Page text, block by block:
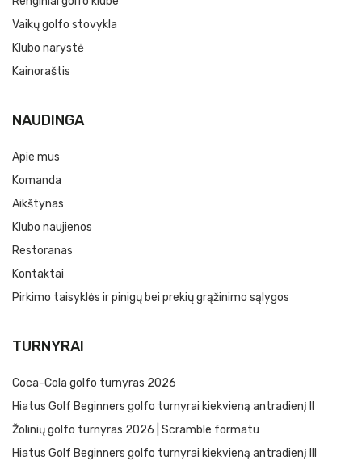
Vaikų golfo stovykla
Klubo narystė
Kainoraštis
NAUDINGA
Apie mus
Komanda
Aikštynas
Klubo naujienos
Restoranas
Kontaktai
Pirkimo taisyklės ir pinigų bei prekių grąžinimo sąlygos
TURNYRAI
Coca-Cola golfo turnyras 2026
Hiatus Golf Beginners golfo turnyrai kiekvieną antradienį II
Žolinių golfo turnyras 2026 | Scramble formatu
Hiatus Golf Beginners golfo turnyrai kiekvieną antradienį III